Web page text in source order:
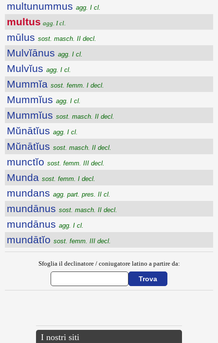
multunummus agg. I cl.
multus agg. I cl.
mūlus sost. masch. II decl.
Mulvĭānus agg. I cl.
Mulvĭus agg. I cl.
Mummĭa sost. femm. I decl.
Mummĭus agg. I cl.
Mummĭus sost. masch. II decl.
Mŭnātĭus agg. I cl.
Mŭnātĭus sost. masch. II decl.
munctĭo sost. femm. III decl.
Munda sost. femm. I decl.
mundans agg. part. pres. II cl.
mundānus sost. masch. II decl.
mundānus agg. I cl.
mundātĭo sost. femm. III decl.
Sfoglia il declinatore / coniugatore latino a partire da:
I nostri siti